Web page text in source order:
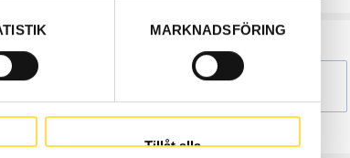
MARKNADSFÖRING
Tillåt alla
Pris exkl.
, 4-6 dagar